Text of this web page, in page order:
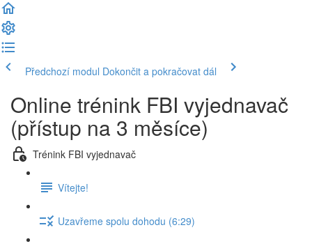
Předchozí modul Dokončit a pokračovat dál
Online trénink FBI vyjednavač
(přístup na 3 měsíce)
Trénink FBI vyjednavač
Vítejte!
Uzavřeme spolu dohodu (6:29)